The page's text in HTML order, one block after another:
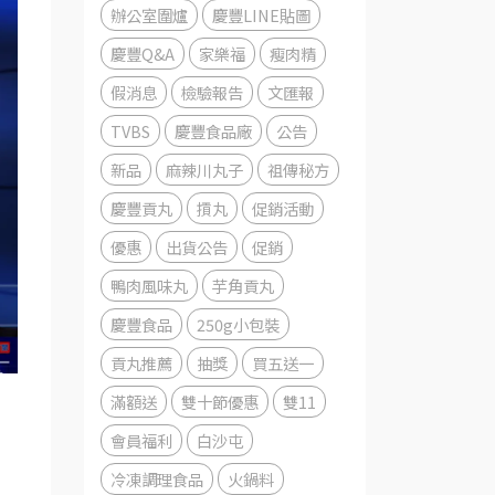
辦公室圍爐
慶豐LINE貼圖
慶豐Q&A
家樂福
瘦肉精
假消息
檢驗報告
文匯報
TVBS
慶豐食品廠
公告
新品
麻辣川丸子
祖傳秘方
慶豐貢丸
摃丸
促銷活動
優惠
出貨公告
促銷
鴨肉風味丸
芋角貢丸
慶豐食品
250g小包裝
貢丸推薦
抽獎
買五送一
滿額送
雙十節優惠
雙11
會員福利
白沙屯
冷凍調理食品
火鍋料